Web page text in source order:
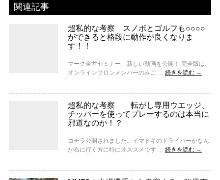
関連記事
超私的な考察 スノボとゴルフも○○○○
ができると格段に動作が良くなりま
す！！
マーク金井セミナー 新しい動画を公開！ 完全版は、
オンラインサロンメンバーのみご … 続きを読む →
超私的な考察 転がし専用ウエッジ、
チッパーを使ってプレーするのは本当に
邪道なのか！？
コチラ公開されました。イマドキのドライバーがなん
か右に行く方に特にオススメです … 続きを読む →